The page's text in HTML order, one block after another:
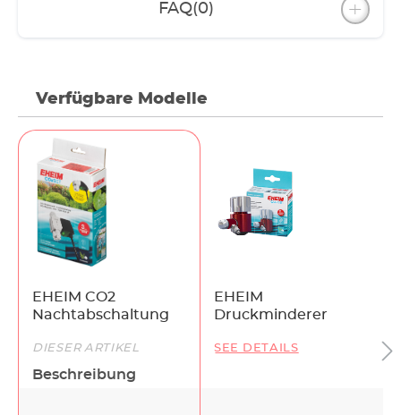
FAQ(0)
Verfügbare Modelle
EHEIM CO2
Nachtabschaltung
EHEIM
Druckminderer
DIESER ARTIKEL SEE DETAILS
Beschreibung